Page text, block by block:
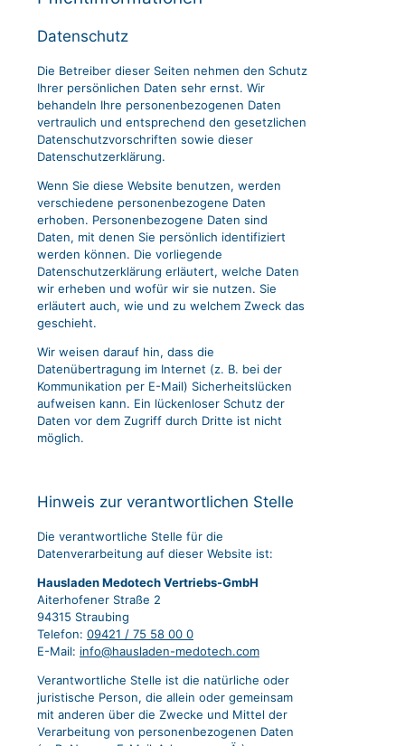
Datenschutz
Die Betreiber dieser Seiten nehmen den Schutz
Ihrer persönlichen Daten sehr ernst. Wir
behandeln Ihre personenbezogenen Daten
vertraulich und entsprechend den gesetzlichen
Datenschutzvorschriften sowie dieser
Datenschutzerklärung.
Wenn Sie diese Website benutzen, werden
verschiedene personenbezogene Daten
erhoben. Personenbezogene Daten sind
Daten, mit denen Sie persönlich identifiziert
werden können. Die vorliegende
Datenschutzerklärung erläutert, welche Daten
wir erheben und wofür wir sie nutzen. Sie
erläutert auch, wie und zu welchem Zweck das
geschieht.
Wir weisen darauf hin, dass die
Datenübertragung im Internet (z. B. bei der
Kommunikation per E-Mail) Sicherheitslücken
aufweisen kann. Ein lückenloser Schutz der
Daten vor dem Zugriff durch Dritte ist nicht
möglich.
Hinweis zur verantwortlichen Stelle
Die verantwortliche Stelle für die
Datenverarbeitung auf dieser Website ist:
Hausladen Medotech Vertriebs-GmbH
Aiterhofener Straße 2
94315 Straubing
Telefon: 09421 / 75 58 00 0
E-Mail: info@hausladen-medotech.com
Verantwortliche Stelle ist die natürliche oder
juristische Person, die allein oder gemeinsam
mit anderen über die Zwecke und Mittel der
Verarbeitung von personenbezogenen Daten